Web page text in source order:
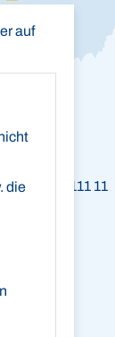
auf
die0605 1111 11